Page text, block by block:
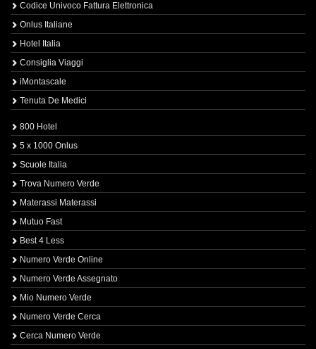
Codice Univoco Fattura Elettronica
Onlus Italiane
Hotel Italia
Consiglia Viaggi
iMontascale
Tenuta De Medici
800 Hotel
5 x 1000 Onlus
Scuole Italia
Trova Numero Verde
Materassi Materassi
Mutuo Fast
Best 4 Less
Numero Verde Online
Numero Verde Assegnato
Mio Numero Verde
Numero Verde Cerca
Cerca Numero Verde